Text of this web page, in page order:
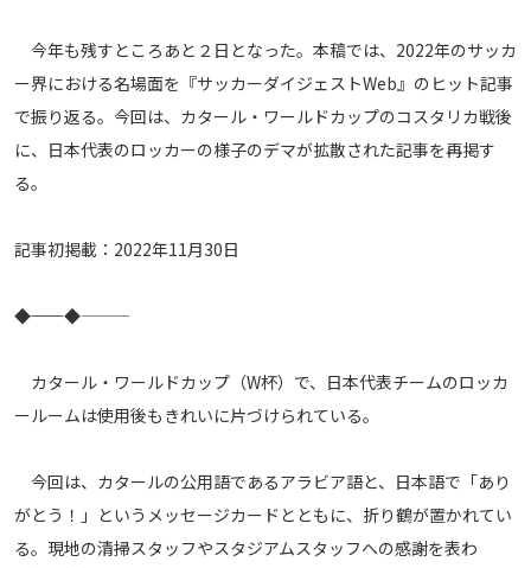
ABEMAの視聴について
Web
TV
メディアアライアンス
今年も残すところあと２日となった。本稿では、2022年のサッカ
ー界における名場面を『サッカーダイジェストWeb』のヒット記事
で振り返る。今回は、カタール・ワールドカップのコスタリカ戦後
に、日本代表のロッカーの様子のデマが拡散された記事を再掲す
る。
記事初掲載：2022年11月30日
―――◆――◆―――
カタール・ワールドカップ（W杯）で、日本代表チームのロッカ
ールームは使用後もきれいに片づけられている。
今回は、カタールの公用語であるアラビア語と、日本語で「あり
がとう！」というメッセージカードとともに、折り鶴が置かれてい
る。現地の清掃スタッフやスタジアムスタッフへの感謝を表わ